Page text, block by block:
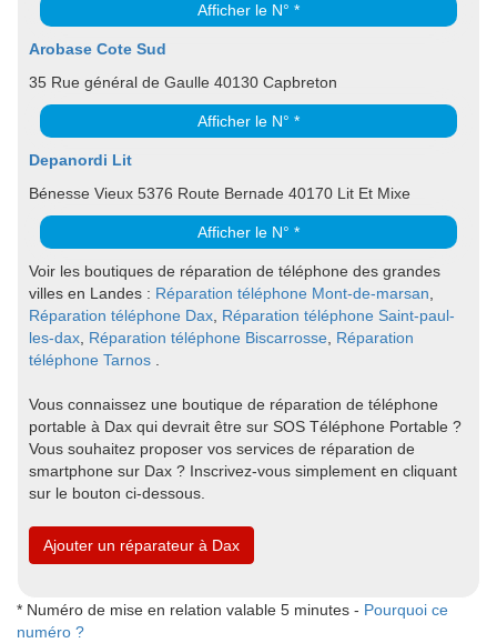
Afficher le N° *
Arobase Cote Sud
35 Rue général de Gaulle 40130 Capbreton
Afficher le N° *
Depanordi Lit
Bénesse Vieux 5376 Route Bernade 40170 Lit Et Mixe
Afficher le N° *
Voir les boutiques de réparation de téléphone des grandes
villes en Landes : Réparation téléphone Mont-de-marsan
Réparation téléphone Dax Réparation téléphone Saint-paul-
les-dax Réparation téléphone Biscarrosse
Réparation
téléphone Tarnos
Vous connaissez une boutique de réparation de téléphone
portable à Dax qui devrait être sur SOS Téléphone Portable ?
Vous souhaitez proposer vos services de réparation de
smartphone sur Dax ? Inscrivez-vous simplement en cliquant
sur le bouton ci-dessous.
Ajouter un réparateur à Dax
* Numéro de mise en relation valable 5 minutes - Pourquoi ce
numéro ?